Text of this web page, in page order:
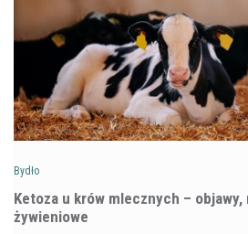
Bydło
Ketoza u krów mlecznych –
żywieniowe